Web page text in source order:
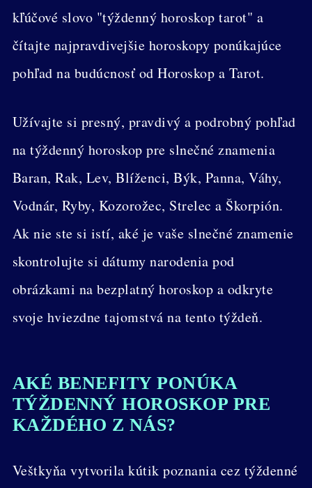
kľúčové slovo "týždenný horoskop tarot" a
čítajte najpravdivejšie horoskopy ponúkajúce
pohľad na budúcnosť od Horoskop a Tarot.
Užívajte si presný, pravdivý a podrobný pohľad
na týždenný horoskop pre slnečné znamenia
Baran, Rak, Lev, Blíženci, Býk, Panna, Váhy,
Vodnár, Ryby, Kozorožec, Strelec a Škorpión.
Ak nie ste si istí, aké je vaše slnečné znamenie
skontrolujte si dátumy narodenia pod
obrázkami na bezplatný horoskop a odkryte
svoje hviezdne tajomstvá na tento týždeň.
AKÉ BENEFITY PONÚKA
TÝŽDENNÝ HOROSKOP PRE
KAŽDÉHO Z NÁS?
Veštkyňa vytvorila kútik poznania cez týždenné